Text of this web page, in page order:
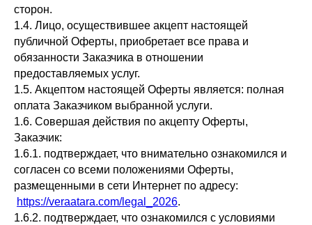
сторон.
1.4. Лицо, осуществившее акцепт настоящей
публичной Оферты, приобретает все права и
обязанности Заказчика в отношении
предоставляемых услуг.
1.5. Акцептом настоящей Оферты является: полная
оплата Заказчиком выбранной услуги.
1.6. Совершая действия по акцепту Оферты,
Заказчик:
1.6.1. подтверждает, что внимательно ознакомился и
согласен со всеми положениями Оферты,
размещенными в сети Интернет по адресу:
https://veraatara.com/legal_2026.
1.6.2. подтверждает, что ознакомился с условиями